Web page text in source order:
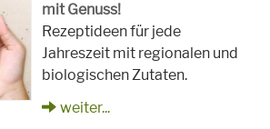
mit Genuss!
Rezeptideen für jede
Jahreszeit mit regionalen und
biologischen Zutaten.
weiter...